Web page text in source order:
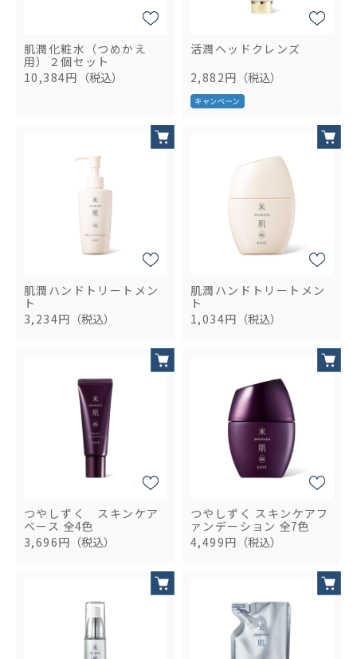
肌潤化粧水（つめかえ
用）２個セット
10,384円 （税込）
活潤ヘッドクレンズ
2,882円 （税込）
肌潤ハンドトリートメン
ト
3,234円 （税込）
肌潤ハンドトリートメン
ト
1,034円 （税込）
つやしずく スキンケア
ベース 全4色
3,696円 （税込）
つやしずく スキンケアフ
ァンデーション全7色
4,499円 （税込）